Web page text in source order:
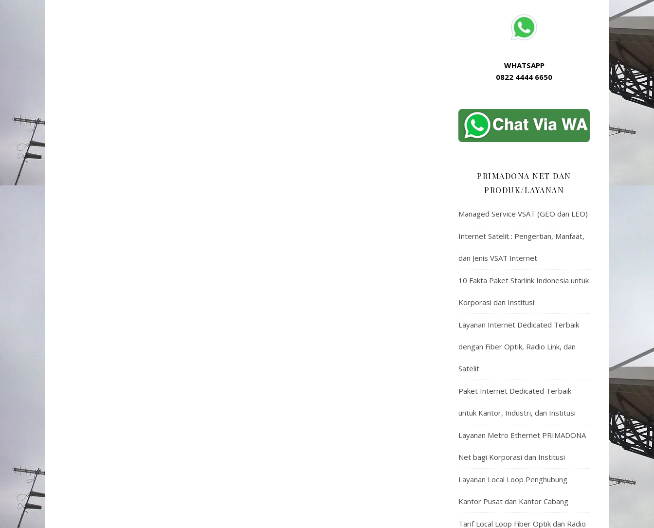
WHATSAPP
0822 4444 6650
PRIMADONA NET DAN
PRODUK/LAYANAN
Managed Service VSAT (GEO dan LEO)
Internet Satelit : Pengertian, Manfaat,
dan Jenis VSAT Internet
10 Fakta Paket Starlink Indonesia untuk
Korporasi dan Institusi
Layanan Internet Dedicated Terbaik
dengan Fiber Optik, Radio Link, dan
Satelit
Paket Internet Dedicated Terbaik
untuk Kantor, Industri, dan Institusi
Layanan Metro Ethernet PRIMADONA
Net bagi Korporasi dan Institusi
Layanan Local Loop Penghubung
Kantor Pusat dan Kantor Cabang
Tarif Local Loop Fiber Optik dan Radio